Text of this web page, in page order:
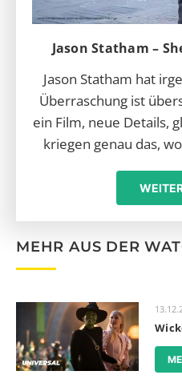
Jason Statham –
Jason Statham hat
Überraschung ist
ein Film, neue Details,
kriegen genau das,
MEHR AUS DER